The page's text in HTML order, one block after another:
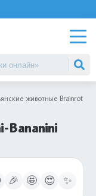
животные Brainrot
Bananini
🎉 🤩 😍 ✨